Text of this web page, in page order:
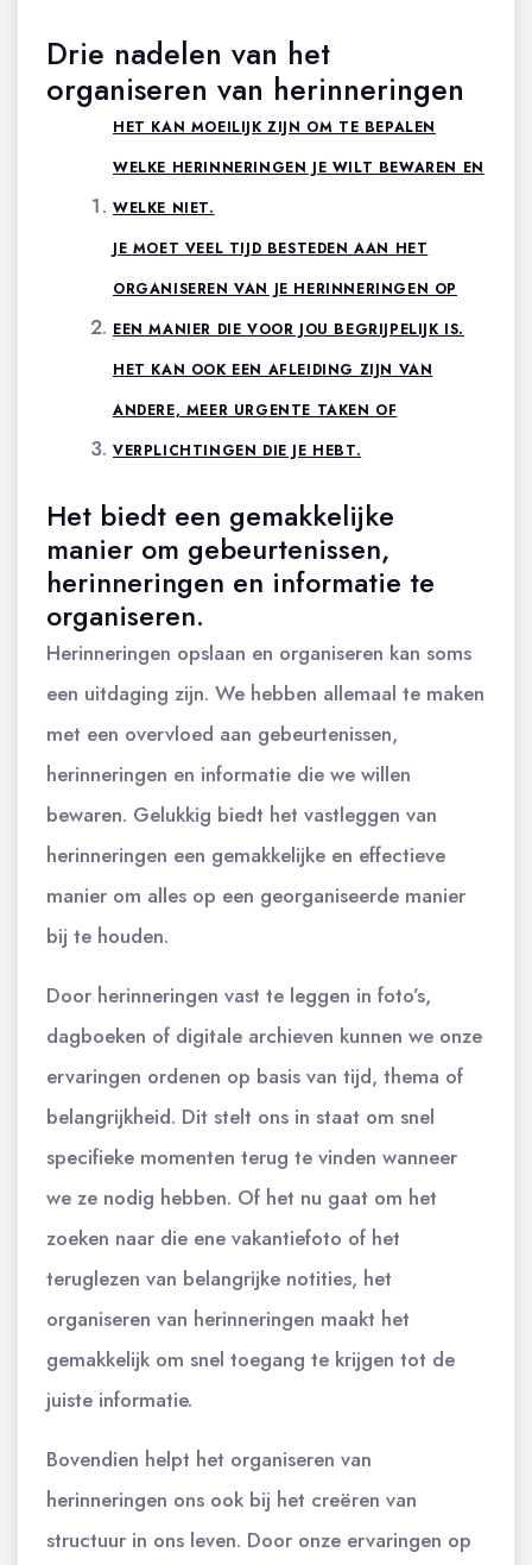
Drie nadelen van het
organiseren van herinneringen
HET KAN MOEILIJK ZIJN OM TE BEPALEN
WELKE HERINNERINGEN JE WILT BEWAREN EN
WELKE NIET.
JE MOET VEEL TIJD BESTEDEN AAN HET
ORGANISEREN VAN JE HERINNERINGEN OP
EEN MANIER DIE VOOR JOU BEGRIJPELIJK IS.
HET KAN OOK EEN AFLEIDING ZIJN VAN
ANDERE, MEER URGENTE TAKEN OF
VERPLICHTINGEN DIE JE HEBT.
Het biedt een gemakkelijke
manier om gebeurtenissen,
herinneringen en informatie te
organiseren.
Herinneringen opslaan en organiseren kan soms
een uitdaging zijn. We hebben allemaal te maken
met een overvloed aan gebeurtenissen,
herinneringen en informatie die we willen
bewaren. Gelukkig biedt het vastleggen van
herinneringen een gemakkelijke en effectieve
manier om alles op een georganiseerde manier
bij te houden.
Door herinneringen vast te leggen in foto’s,
dagboeken of digitale archieven kunnen we onze
ervaringen ordenen op basis van tijd, thema of
belangrijkheid. Dit stelt ons in staat om snel
specifieke momenten terug te vinden wanneer
we ze nodig hebben. Of het nu gaat om het
zoeken naar die ene vakantiefoto of het
teruglezen van belangrijke notities, het
organiseren van herinneringen maakt het
gemakkelijk om snel toegang te krijgen tot de
juiste informatie.
Bovendien helpt het organiseren van
herinneringen ons ook bij het creëren van
structuur in ons leven. Door onze ervaringen op